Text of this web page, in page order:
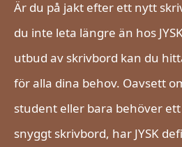
Är du på jakt efter ett nytt
du inte leta längre än hos
utbud av skrivbord kan du
för alla dina behov. Oavsett
student eller bara behöver
snyggt skrivbord, har JYSK